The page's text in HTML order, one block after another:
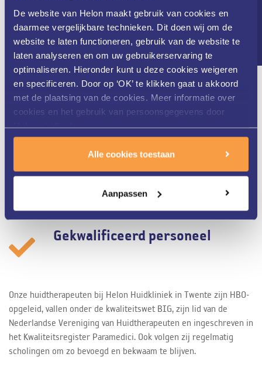
De website van Helon maakt gebruik van cookies en
daarmee vergelijkbare technieken. Dit doen wij om de
website te laten functioneren, gebruik van de website te
laten analyseren en om uw gebruikerservaring te
optimaliseren. Hieronder kunt u deze cookies weigeren
en specificeren. Door op ‘OK’ te klikken gaat u akkoord
met de plaatsing van de cookies. Meer informatie over
cookies en het gebruik van persoonsgegevens door
Helon vindt uhier.
Alle cookies toestaan
Aanpassen
Meer dan 25 jaar ervaring
Helon Huidkliniek in Twente is al meer dan 25 jaar
gespecialiseerd in zowel medische als cosmetische huid- en
laserbehandelingen. Ons gedreven team van huidtherapeuten
werkt nauw samen met de dermatologen van ZGT. Dit alles staat
garant voor een zeer uitgebreide kennis van uw huid en de
optimale behandeling.
Gekwalificeerd personeel
Onze huidtherapeuten bij Helon Huidkliniek in Twente zijn HBO-
opgeleid, vallen onder de kwaliteitswet BIG, zijn lid van de
Nederlandse Vereniging van Huidtherapeuten en ingeschreven in
het Kwaliteitsregister Paramedici. Ook volgen zij regelmatig
scholingen om zo bevoegd en bekwaam te blijven.